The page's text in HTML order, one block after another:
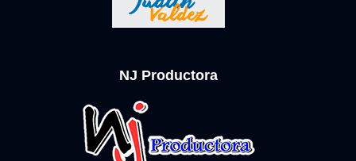
NJ Productora